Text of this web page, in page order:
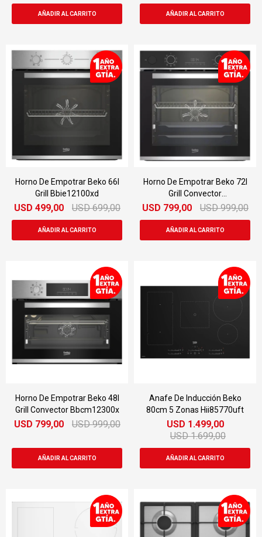
Horno De Empotrar Beko 66l
Grill Bbie12100xd
USD 499,00 USD 699,00
Horno De Empotrar Beko 72l
Grill Convector
Bbis13300xmse
USD 799,00 USD 999,00
Horno De Empotrar Beko 48l
Grill Convector Bbcm12300x
USD 799,00 USD 999,00
Anafe De Inducción Beko
80cm 5 Zonas Hii85770uft
USD 1.499,00
USD 1.699,00